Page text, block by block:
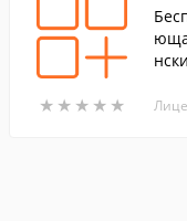
★ ★ ★ ★ ★
★ ★ ★ ★ ★